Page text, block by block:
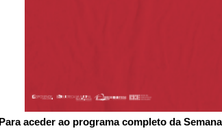
Para aceder ao programa completo da